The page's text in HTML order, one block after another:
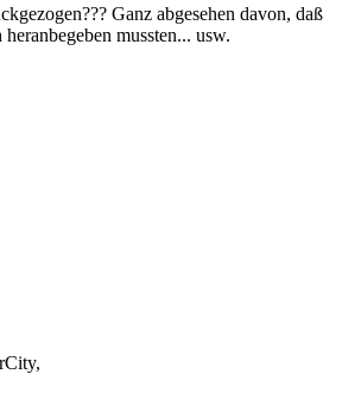
Ganz abgesehen davon, daß
mussten... usw.